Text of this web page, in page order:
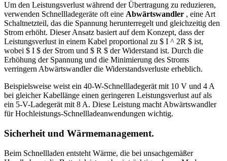
Um den Leistungsverlust während der Übertragung zu reduzieren,
verwenden Schnellladegeräte oft eine Abwärtswandler , eine Art
Schaltnetzteil, das die Spannung herunterregelt und gleichzeitig den
Strom erhöht. Dieser Ansatz basiert auf dem Konzept, dass der
Leistungsverlust in einem Kabel proportional zu $ I ^ 2R $ ist,
wobei $ I $ der Strom und $ R $ der Widerstand ist. Durch die
Erhöhung der Spannung und die Minimierung des Stroms
verringern Abwärtswandler die Widerstandsverluste erheblich.
Beispielsweise weist ein 40-W-Schnellladegerät mit 10 V und 4 A
bei gleicher Kabellänge einen geringeren Leistungsverlust auf als
ein 5-V-Ladegerät mit 8 A. Diese Leistung macht Abwärtswandler
für Hochleistungs-Schnellladeanwendungen wichtig.
Sicherheit und Wärmemanagement.
Beim Schnellladen entsteht Wärme, die bei unsachgemäßer